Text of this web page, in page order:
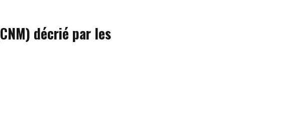
décrié par les